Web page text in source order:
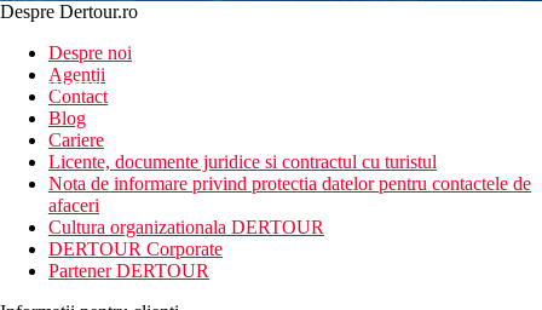
newsletter!
Despre Dertour.ro
Despre noi
Agentii
Contact
Blog
Cariere
Licente, documente juridice si contractul cu turistul
Nota de informare privind protectia datelor pentru contactele de
afaceri
Cultura organizationala DERTOUR
DERTOUR Corporate
Partener DERTOUR